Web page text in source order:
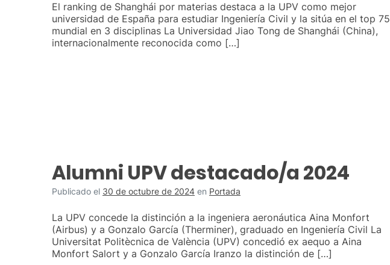
El ranking de Shanghái por materias destaca a la UPV como mejor
universidad de España para estudiar Ingeniería Civil y la sitúa en el top 75
mundial en 3 disciplinas La Universidad Jiao Tong de Shanghái (China),
internacionalmente reconocida como […]
Alumni UPV destacado/a 2024
Publicado el 30 de octubre de 2024 en Portada
La UPV concede la distinción a la ingeniera aeronáutica Aina Monfort
(Airbus) y a Gonzalo García (Therminer), graduado en Ingeniería Civil La
Universitat Politècnica de València (UPV) concedió ex aequo a Aina
Monfort Salort y a Gonzalo García Iranzo la distinción de […]